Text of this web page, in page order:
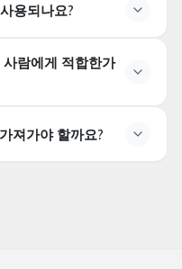
에도 시원하고 즐거운
용되나요?
공원 입구에서
람에게 적합한가
있는 사람들은 일부
져가야 할까요?